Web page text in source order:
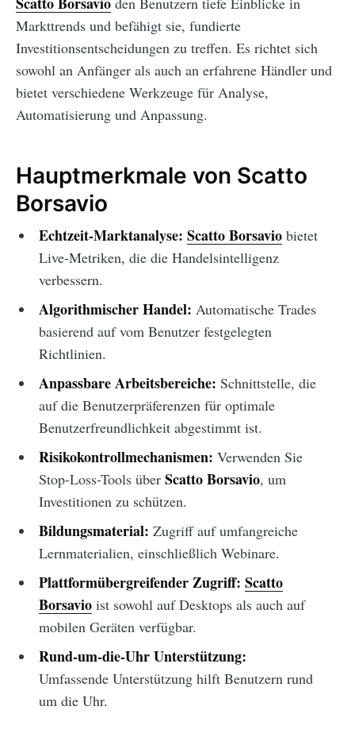
Markttrends und befähigt sie, fundierte
Investitionsentscheidungen zu treffen. Es richtet sich
sowohl an Anfänger als auch an erfahrene Händler und
bietet verschiedene Werkzeuge für Analyse,
Automatisierung und Anpassung.
Hauptmerkmale von Scatto
Borsavio
Echtzeit-Marktanalyse: Scatto Borsaviobietet
Live-Metriken, die die Handelsintelligenz
verbessern.
Algorithmischer Handel: Automatische Trades
basierend auf vom Benutzer festgelegten
Richtlinien.
Anpassbare Arbeitsbereiche: Schnittstelle, die
auf die Benutzerpräferenzen für optimale
Benutzerfreundlichkeit abgestimmt ist.
Risikokontrollmechanismen: Verwenden Sie
Stop-Loss-Tools über Scatto Borsavio, um
Investitionen zu schützen.
Bildungsmaterial: Zugriff auf umfangreiche
Lernmaterialien, einschließlich Webinare.
Plattformübergreifender Zugriff: Scatto
Borsavioist sowohl auf Desktops als auch auf
mobilen Geräten verfügbar.
Rund-um-die-Uhr Unterstützung:
Umfassende Unterstützung hilft Benutzern rund
um die Uhr.